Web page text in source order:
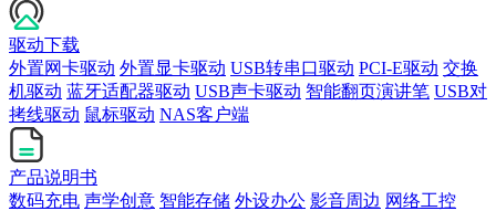
驱动下载
外置网卡驱动 外置显卡驱动 USB转串口驱动 PCI-E驱动 交换
机驱动 蓝牙适配器驱动 USB声卡驱动 智能翻页演讲笔 USB对
拷线驱动 鼠标驱动 NAS客户端
产品说明书
数码充电 声学创意 智能存储 外设办公 影音周边 网络工控